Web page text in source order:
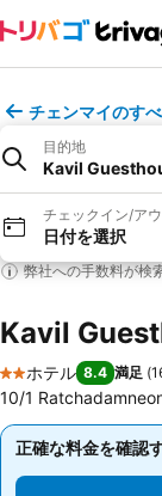
チェンマイのす
目的地
Kavil
チェックイン/アウ
日付を選択
弊社への手数料が検
Kavil
2 ホテルのランク
ホテル 8.4 満足 (
10/1
正確な料金を確認
正確な料金を確認